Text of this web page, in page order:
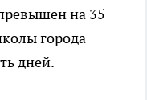
на 35
города
дней.